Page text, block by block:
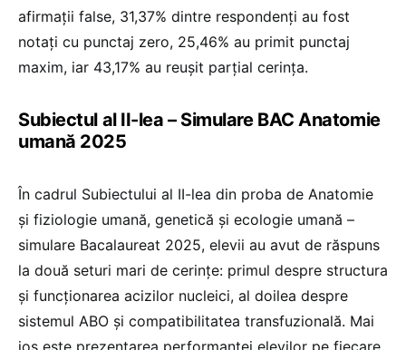
afirmații false, 31,37% dintre respondenți au fost
notați cu punctaj zero, 25,46% au primit punctaj
maxim, iar 43,17% au reușit parțial cerința.
Subiectul al II-lea – Simulare BAC Anatomie
umană 2025
În cadrul Subiectului al II-lea din proba de Anatomie
și fiziologie umană, genetică și ecologie umană –
simulare Bacalaureat 2025, elevii au avut de răspuns
la două seturi mari de cerințe: primul despre structura
și funcționarea acizilor nucleici, al doilea despre
sistemul ABO și compatibilitatea transfuzională. Mai
jos este prezentarea performanței elevilor pe fiecare